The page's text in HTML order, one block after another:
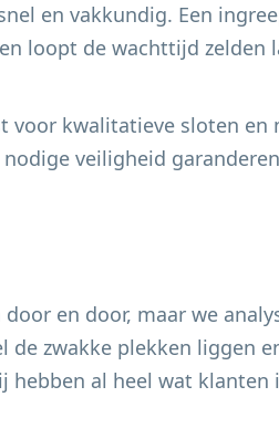
en vakkundig. Een
loopt de wachttijd zelden
voor kwalitatieve sloten
veiligheid
en door, maar we
zwakke plekken liggen
hebben al heel wat klanten